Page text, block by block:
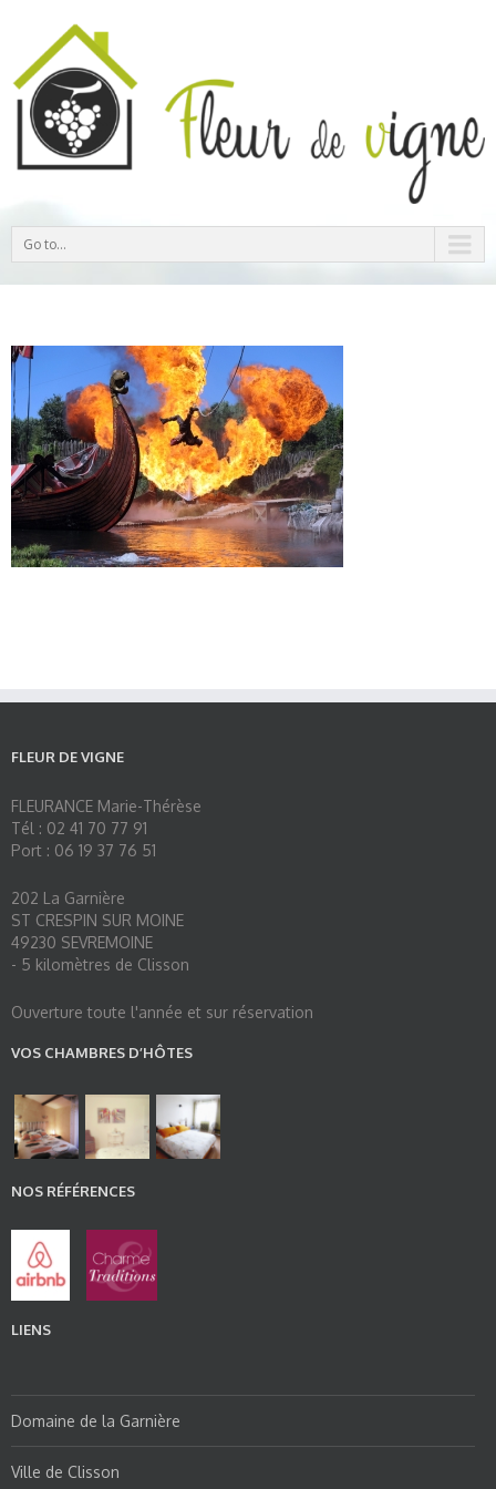
Go to...
FLEUR DE VIGNE
FLEURANCE Marie-Thérèse
Tél : 02 41 70 77 91
Port : 06 19 37 76 51
202 La Garnière
ST CRESPIN SUR MOINE
49230 SEVREMOINE
- 5 kilomètres de Clisson
Ouverture toute l'année et sur réservation
VOS CHAMBRES D’HÔTES
NOS RÉFÉRENCES
LIENS
Domaine de la Garnière
Ville de Clisson